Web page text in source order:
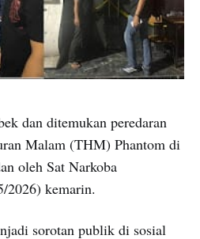
dan ditemukan peredaran
Malam (THM) Phantom di
oleh Sat Narkoba
2026) kemarin.
sorotan publik di sosial